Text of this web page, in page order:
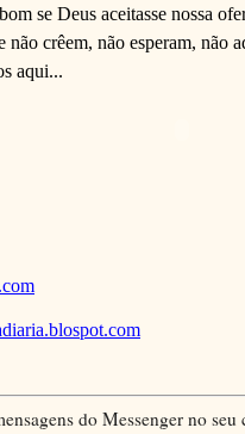
se Deus aceitasse nossa
não crêem, não esperam, não
aqui...
do Messenger no